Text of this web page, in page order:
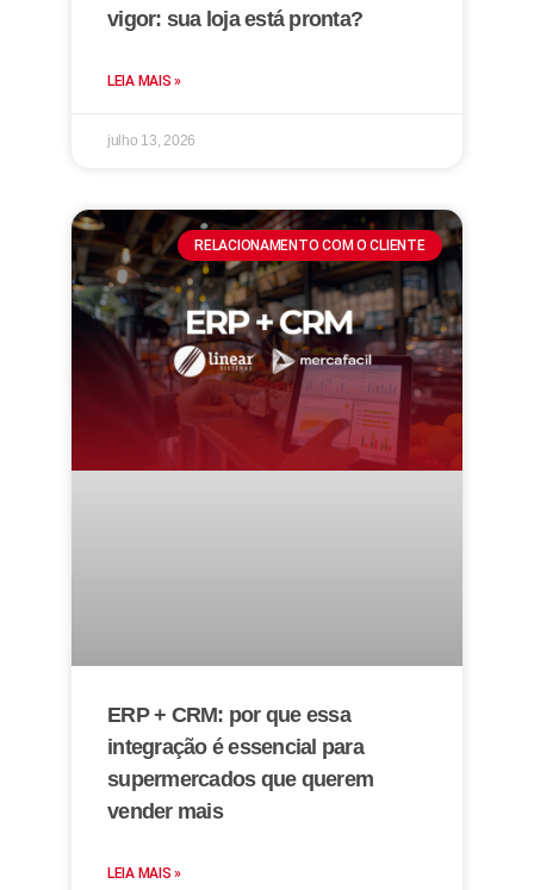
vigor: sua loja está pronta?
LEIA MAIS »
julho 13, 2026
RELACIONAMENTO COM O CLIENTE
ERP + CRM: por que essa
integração é essencial para
supermercados que querem
vender mais
LEIA MAIS »